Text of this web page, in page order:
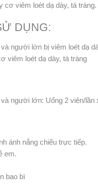
cơ viêm loét dạ dày, tá tràng.
DỤNG:
người lớn bị viêm loét dạ
viêm loét dạ dày, tá tràng
người lớn: Uống 2 viên/lần
ánh nắng chiếu trực tiếp.
em.
bao bì